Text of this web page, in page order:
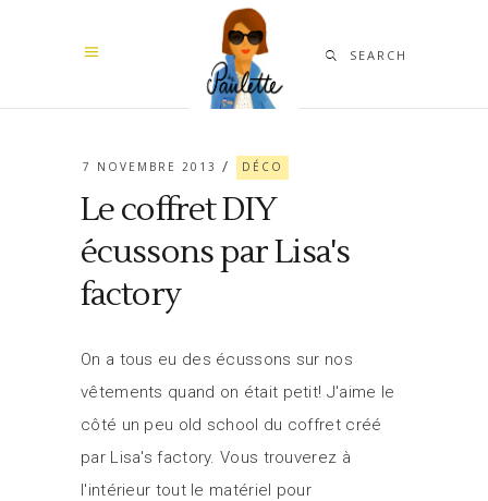
SEARCH
7 NOVEMBRE 2013 DÉCO
Le coffret DIY
écussons par Lisa's
factory
On a tous eu des écussons sur nos
vêtements quand on était petit! J'aime le
côté un peu old school du coffret créé
par Lisa's factory. Vous trouverez à
l'intérieur tout le matériel pour